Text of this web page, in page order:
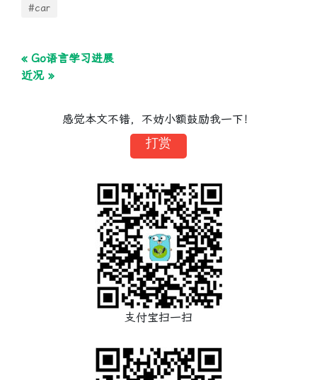
#car
« Go语言学习进展
近况 »
感觉本文不错，不妨小额鼓励我一下！
打赏
支付宝扫一扫